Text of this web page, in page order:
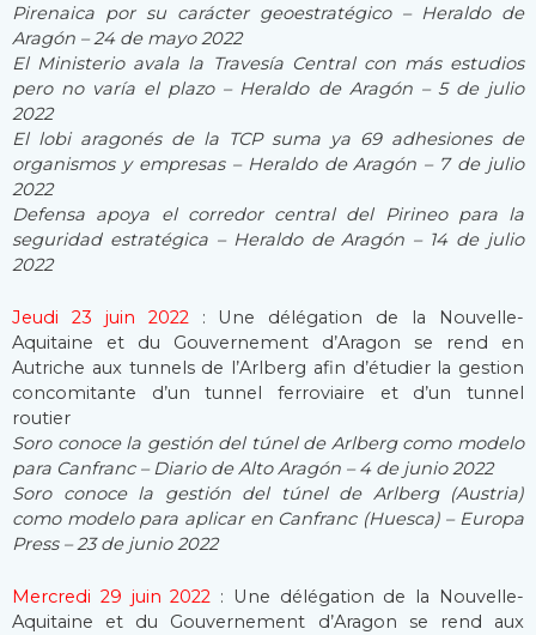
Pirenaica por su carácter geoestratégico – Heraldo de
Aragón – 24 de mayo 2022
El Ministerio avala la Travesía Central con más estudios
pero no varía el plazo – Heraldo de Aragón – 5 de julio
2022
El lobi aragonés de la TCP suma ya 69 adhesiones de
organismos y empresas – Heraldo de Aragón – 7 de julio
2022
Defensa apoya el corredor central del Pirineo para la
seguridad estratégica – Heraldo de Aragón – 14 de julio
2022
Jeudi 23 juin 2022: Une délégation de la Nouvelle-
Aquitaine et du Gouvernement d’Aragon se rend en
Autriche aux tunnels de l’Arlberg afin d’étudier la gestion
concomitante d’un tunnel ferroviaire et d’un tunnel
routier
Soro conoce la gestión del túnel de Arlberg como modelo
para Canfranc – Diario de Alto Aragón – 4 de junio 2022
Soro conoce la gestión del túnel de Arlberg (Austria)
como modelo para aplicar en Canfranc (Huesca) – Europa
Press – 23 de junio 2022
Mercredi 29 juin 2022 : Une délégation de la Nouvelle-
Aquitaine et du Gouvernement d’Aragon se rend aux